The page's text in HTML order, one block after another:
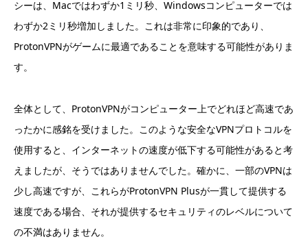
シーは、Macではわずか1ミリ秒、Windowsコンピューターでは
わずか2ミリ秒増加しました。これは非常に印象的であり、
ProtonVPNがゲームに最適であることを意味する可能性がありま
す。
全体として、ProtonVPNがコンピューター上でどれほど高速であ
ったかに感銘を受けました。このような安全なVPNプロトコルを
使用すると、インターネットの速度が低下する可能性があると考
えましたが、そうではありませんでした。確かに、一部のVPNは
少し高速ですが、これらがProtonVPN Plusが一貫して提供する
速度である場合、それが提供するセキュリティのレベルについて
の不満はありません。